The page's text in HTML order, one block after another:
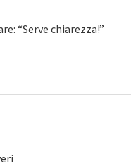
“Serve chiarezza!”